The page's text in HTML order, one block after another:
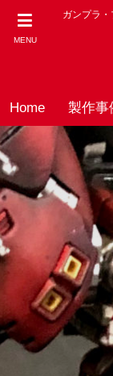
MENU
ガンプラ
Home 製作事